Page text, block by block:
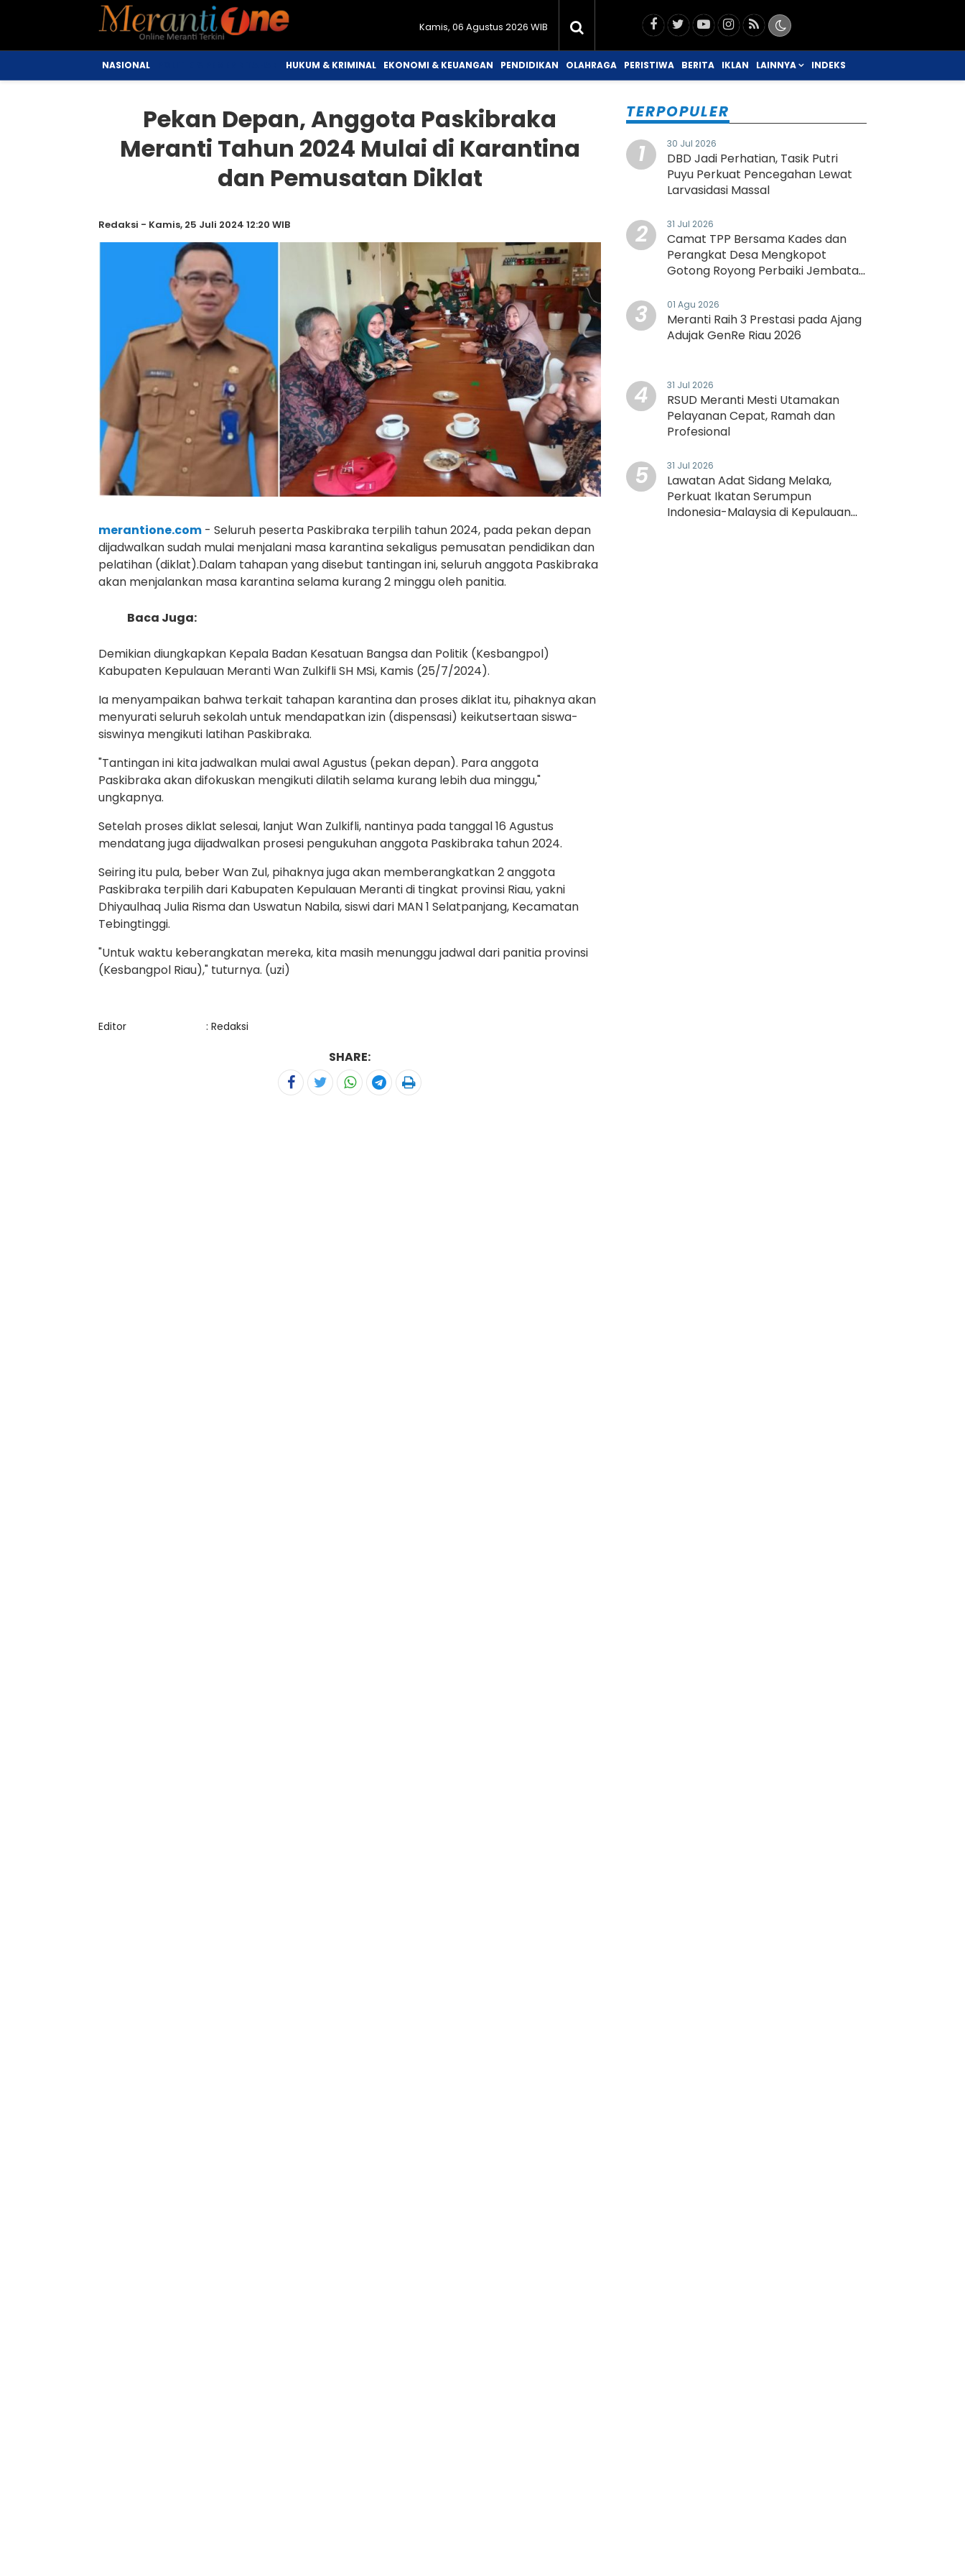
Kamis, 06 Agustus 2026 WIB
NASIONAL HUKUM & KRIMINAL EKONOMI & KEUANGAN PENDIDIKAN OLAHRAGA PERISTIWA BERITA IKLAN LAINNYA INDEKS
Pekan Depan, Anggota Paskibraka
Meranti Tahun 2024 Mulai di Karantina
dan Pemusatan Diklat
Redaksi - Kamis, 25 Juli 2024 12:20 WIB
merantione.com - Seluruh peserta Paskibraka terpilih tahun 2024, pada pekan depan
dijadwalkan sudah mulai menjalani masa karantina sekaligus pemusatan pendidikan dan
pelatihan (diklat).Dalam tahapan yang disebut tantingan ini, seluruh anggota Paskibraka
akan menjalankan masa karantina selama kurang 2 minggu oleh panitia.
Baca Juga:
Demikian diungkapkan Kepala Badan Kesatuan Bangsa dan Politik (Kesbangpol)
Kabupaten Kepulauan Meranti Wan Zulkifli SH MSi, Kamis (25/7/2024).
Ia menyampaikan bahwa terkait tahapan karantina dan proses diklat itu, pihaknya akan
menyurati seluruh sekolah untuk mendapatkan izin (dispensasi) keikutsertaan siswa-
siswinya mengikuti latihan Paskibraka.
"Tantingan ini kita jadwalkan mulai awal Agustus (pekan depan). Para anggota
Paskibraka akan difokuskan mengikuti dilatih selama kurang lebih dua minggu,"
ungkapnya.
Setelah proses diklat selesai, lanjut Wan Zulkifli, nantinya pada tanggal 16 Agustus
mendatang juga dijadwalkan prosesi pengukuhan anggota Paskibraka tahun 2024.
Seiring itu pula, beber Wan Zul, pihaknya juga akan memberangkatkan 2 anggota
Paskibraka terpilih dari Kabupaten Kepulauan Meranti di tingkat provinsi Riau, yakni
Dhiyaulhaq Julia Risma dan Uswatun Nabila, siswi dari MAN 1 Selatpanjang, Kecamatan
Tebingtinggi.
"Untuk waktu keberangkatan mereka, kita masih menunggu jadwal dari panitia provinsi
(Kesbangpol Riau)," tuturnya. (uzi)
Editor : Redaksi
SHARE:
TERPOPULER
1 30 Jul 2026
DBD Jadi Perhatian, Tasik Putri
Puyu Perkuat Pencegahan Lewat
Larvasidasi Massal
2 31 Jul 2026
Camat TPP Bersama Kades dan
Perangkat Desa Mengkopot
Gotong Royong Perbaiki Jembatan
3 01 Agu 2026
Meranti Raih 3 Prestasi pada Ajang
Adujak GenRe Riau 2026
4 31 Jul 2026
RSUD Meranti Mesti Utamakan
Pelayanan Cepat, Ramah dan
Profesional
5 31 Jul 2026
Lawatan Adat Sidang Melaka,
Perkuat Ikatan Serumpun
Indonesia-Malaysia di Kepulauan